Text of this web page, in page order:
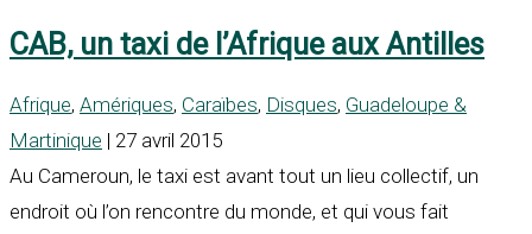
CAB, un taxi de l’Afrique aux Antilles
Afrique, Amériques, Caraïbes, Disques, Guadeloupe &
Martinique | 27 avril 2015
Au Cameroun, le taxi est avant tout un lieu collectif, un
endroit où l’on rencontre du monde, et qui vous fait